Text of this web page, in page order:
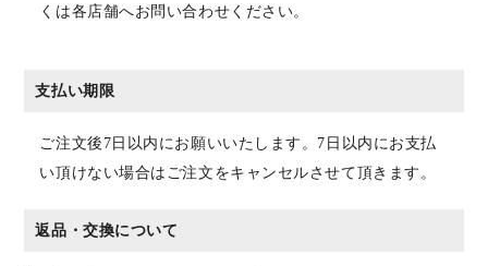
くは各店舗へお問い合わせください。
支払い期限
ご注文後7日以内にお願いいたします。7日以内にお支払
い頂けない場合はご注文をキャンセルさせて頂きます。
返品・交換について